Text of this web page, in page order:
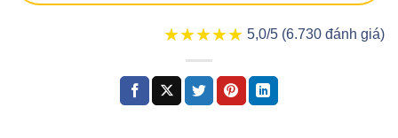
★★★★★
★★★★★ 5,0/5 (6.730 đánh giá)